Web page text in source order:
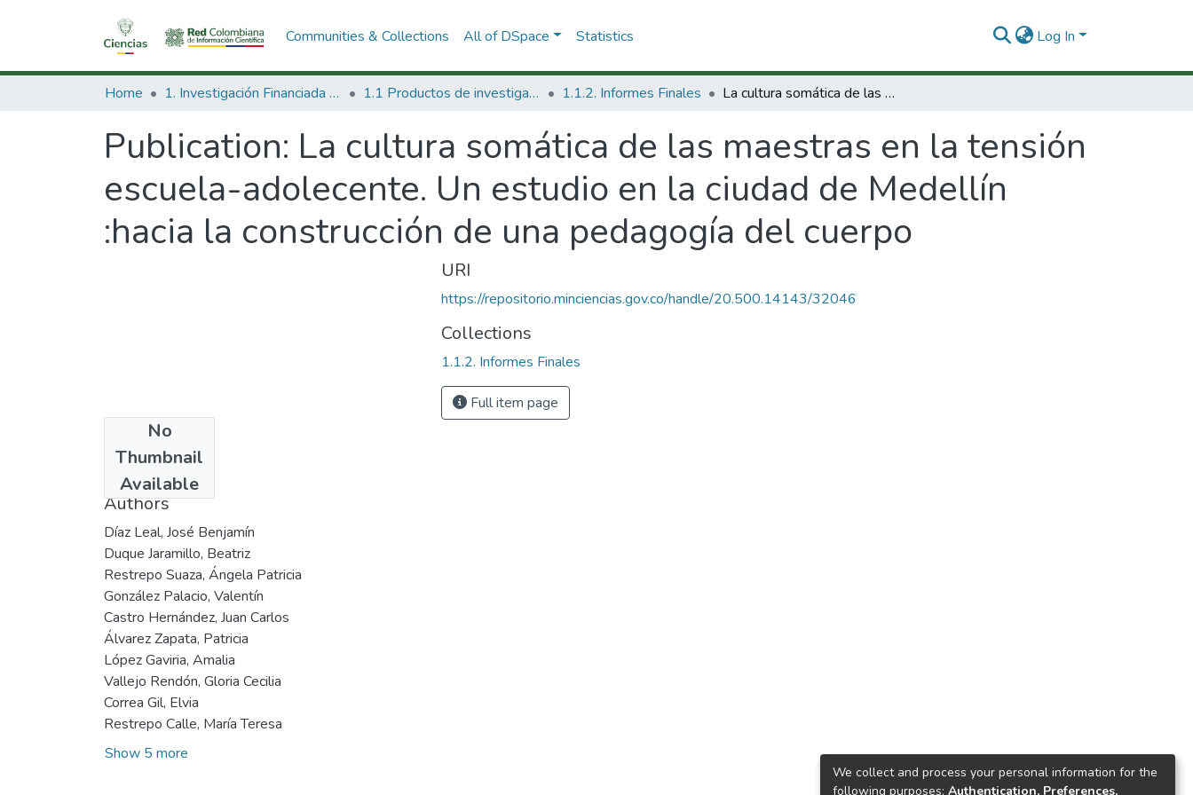
Communities & Collections All of DSpace Statistics Log In
Home 1. Investigación Financiada con Recursos Públicos 1.1 Productos de investigación 1.1.2. Informes Finales La cultura somática de las maestras en la tensión escuela-adolecente. Un estudio en la ciudad de Medellín :hacia la construcción de una pedagogía del cuerpo
Publication: La cultura somática de las maestras en la tensión
escuela-adolecente. Un estudio en la ciudad de Medellín
:hacia la construcción de una pedagogía del cuerpo
No
Thumbnail
Available
2003
Authors
Díaz Leal, José Benjamín
Duque Jaramillo, Beatriz
Restrepo Suaza, Ángela Patricia
González Palacio, Valentín
Castro Hernández, Juan Carlos
Álvarez Zapata, Patricia
López Gaviria, Amalia
Vallejo Rendón, Gloria Cecilia
Correa Gil, Elvia
Restrepo Calle, María Teresa
Show 5 more
URI
https://repositorio.minciencias.gov.co/handle/20.500.14143/32046
Collections
1.1.2. Informes Finales
Full item page
We collect and process your personal information for the
following purposes: Authentication, Preferences,